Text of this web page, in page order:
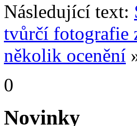
Následující text:
tvůrčí fotografie
několik ocenění
0
Novinky